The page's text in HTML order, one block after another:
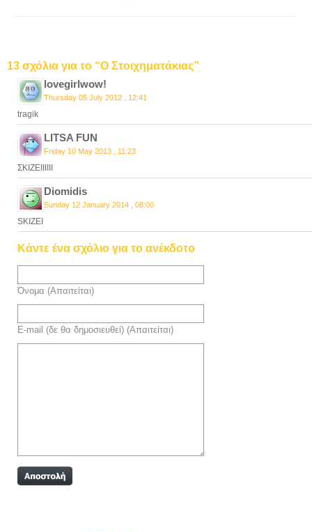
13 σχόλια για το “Ο Στοιχηματάκιας”
lovegirlwow!
Thursday 05 July 2012 , 12:41
tragik
LITSA FUN
Friday 10 May 2013 , 11:23
ΣΚΙΖΕΙΙΙΙΙΙ
Diomidis
Sunday 12 January 2014 , 08:00
SKIZEI
Κάντε ένα σχόλιο για το ανέκδοτο
Όνομα (Απαιτείται)
E-mail (δε θα δημοσιευθεί) (Απαιτείται)